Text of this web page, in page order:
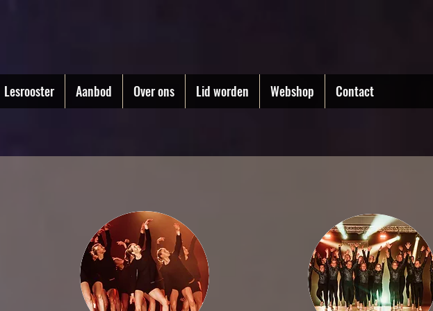
Lesrooster Aanbod Over ons Lid worden Webshop Contact